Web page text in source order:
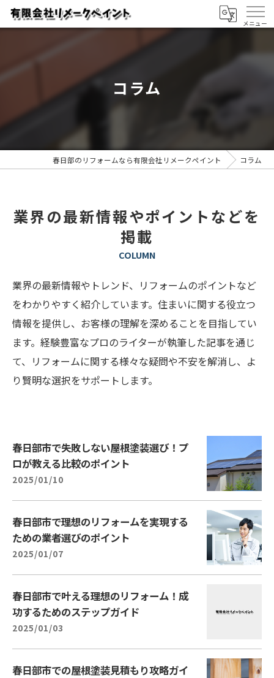
コラム
春日部のリフォームなら有限会社リメークペイント コラム
業界の最新情報やポイントなどを
掲載
COLUMN
業界の最新情報やトレンド、リフォームのポイントなど
をわかりやすく紹介しています。住まいに関する役立つ
情報を提供し、お客様の理解を深めることを目指してい
ます。経験豊富なプロのライターが執筆した記事を通じ
て、リフォームに関する様々な疑問や不安を解消し、よ
り賢明な選択をサポートします。
春日部市で失敗しない屋根塗装選び！プ
ロが教える比較のポイント
2025/01/10
春日部市で理想のリフォームを実現する
ための業者選びのポイント
2025/01/07
春日部市で叶える理想のリフォーム！成
功するためのステップガイド
2025/01/03
春日部市での屋根塗装見積もり攻略ガイ